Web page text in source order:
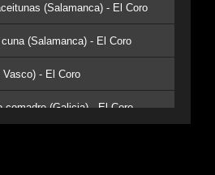
(Salamanca) - El Coro
(Salamanca) - El Coro
- El Coro
comadre (Galicia) - El Coro